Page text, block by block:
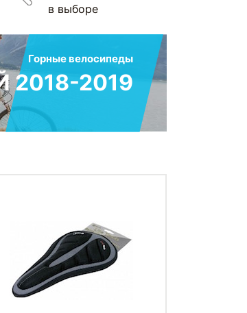
в выборе
Горные велосипеды
2019